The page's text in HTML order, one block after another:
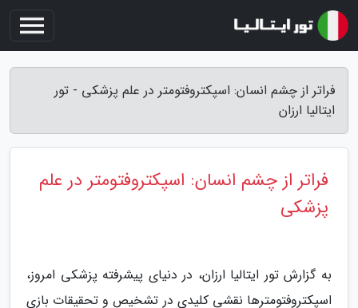
فراتر از چشم انسان: اسپکتروفتومتر در علم پزشکی - تور
ایتالیا ارزان
فراتر از چشم انسان: اسپکتروفتومتر در علم
پزشکی
به گزارش تور ایتالیا ارزان، در دنیای پیشرفته پزشکی امروز،
اسپکتروفتومترها نقشی کلیدی در تشخیص و تحقیقات بازی